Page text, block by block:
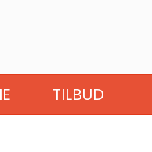
TILBUD